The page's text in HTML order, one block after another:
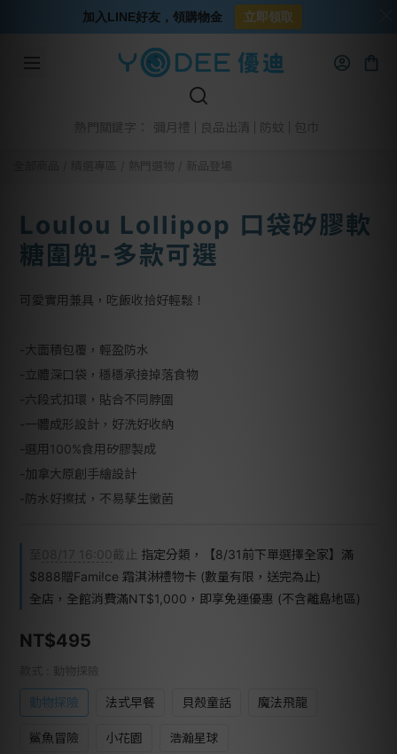
熱門關鍵字： 彌月禮 良品出清 防蚊
熱門選物 新品登場
Loulou Lollipop 口袋矽膠軟
糖圍兜-多款可選
可愛實用兼具，吃飯收拾好輕鬆！
-大面積包覆，輕盈防水
-立體深口袋，穩穩承接掉落食物
-六段式扣環，貼合不同脖圍
-一體成形設計，好洗好收納
-選用100%食用矽膠製成
-加拿大原創手繪設計
-防水好擦拭，不易孳生黴菌
08/17 16:00截止 指定分類，【8/31前下單選擇全家】滿
$888贈Fami!ce 霜淇淋禮物卡 (數量有限，送完為止)
全店，全館消費滿NT$1,000，即享免運優惠 (不含離島地區)
NT$495
: 動物探險
動物探險 法式早餐 貝殼童話 魔法飛龍
鯊魚冒險 小花園 浩瀚星球
加入LINE好友，領購物金 立即領取